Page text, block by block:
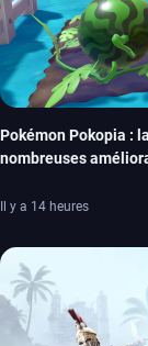
Pokémon Pokopia :
nombreuses
Il y a 14 heures